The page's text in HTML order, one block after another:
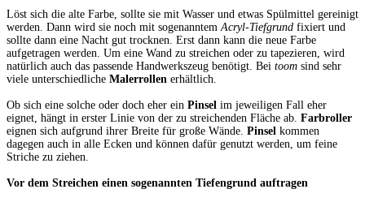
Löst sich die alte Farbe, sollte sie mit Wasser und etwas Spülmittel gereinigt
werden. Dann wird sie noch mit sogenanntemAcryl-Tiefgrund fixiert und
sollte dann eine Nacht gut trocknen. Erst dann kann die neue Farbe
aufgetragen werden. Um eine Wand zu streichen oder zu tapezieren, wird
natürlich auch das passende Handwerkszeug benötigt. Bei toom sind sehr
viele unterschiedliche Malerrollen erhältlich.
Ob sich eine solche oder doch eher ein Pinsel im jeweiligen Fall eher
eignet, hängt in erster Linie von der zu streichenden Fläche ab. Farbroller
eignen sich aufgrund ihrer Breite für große Wände. Pinsel kommen
dagegen auch in alle Ecken und können dafür genutzt werden, um feine
Striche zu ziehen.
Vor dem Streichen einen sogenannten Tiefengrund auftragen